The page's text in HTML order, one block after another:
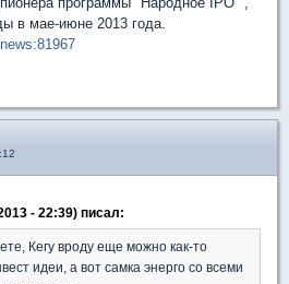
в мае-июне 2013 года.
- 22:39) писал:
Кегу вроду еще можно как-то
идеи, а вот самка энерго со всеми